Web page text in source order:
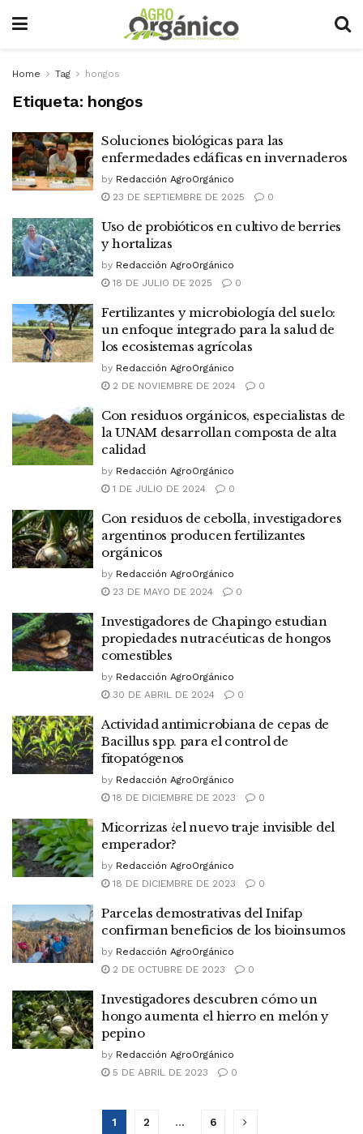
Home Tag hongos
Etiqueta: hongos
Soluciones biológicas para las
enfermedades edáficas en invernaderos
by Redacción AgroOrgánico
23 DE SEPTIEMBRE DE 2025
0
Uso de probióticos en cultivo de berries
y hortalizas
by Redacción AgroOrgánico
18 DE JULIO DE 2025
0
Fertilizantes y microbiología del suelo:
un enfoque integrado para la salud de
los ecosistemas agrícolas
by Redacción AgroOrgánico
2 DE NOVIEMBRE DE 2024
0
Con residuos orgánicos, especialistas de
la UNAM desarrollan composta de alta
calidad
by Redacción AgroOrgánico
1 DE JULIO DE 2024
0
Con residuos de cebolla, investigadores
argentinos producen fertilizantes
orgánicos
by Redacción AgroOrgánico
23 DE MAYO DE 2024
0
Investigadores de Chapingo estudian
propiedades nutracéuticas de hongos
comestibles
by Redacción AgroOrgánico
30 DE ABRIL DE 2024
0
Actividad antimicrobiana de cepas de
Bacillus spp. para el control de
fitopatógenos
by Redacción AgroOrgánico
18 DE DICIEMBRE DE 2023
0
Micorrizas ¿el nuevo traje invisible del
emperador?
by Redacción AgroOrgánico
18 DE DICIEMBRE DE 2023
0
Parcelas demostrativas del Inifap
confirman beneficios de los bioinsumos
by Redacción AgroOrgánico
2 DE OCTUBRE DE 2023
0
Investigadores descubren cómo un
hongo aumenta el hierro en melón y
pepino
by Redacción AgroOrgánico
5 DE ABRIL DE 2023
0
1 2 … 6